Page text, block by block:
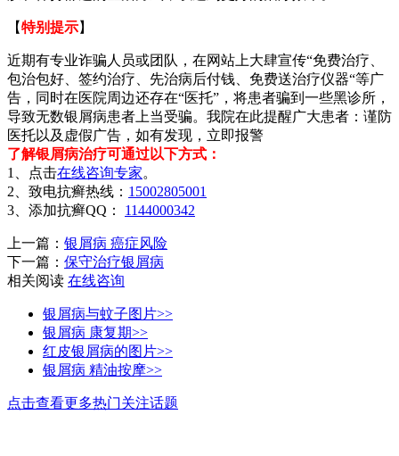
【特别提示】
近期有专业诈骗人员或团队，在网站上大肆宣传“免费治疗、
包治包好、签约治疗、先治病后付钱、免费送治疗仪器“等广
告，同时在医院周边还存在“医托”，将患者骗到一些黑诊所，
导致无数银屑病患者上当受骗。我院在此提醒广大患者：谨防
医托以及虚假广告，如有发现，立即报警
了解银屑病治疗可通过以下方式：
1、点击在线咨询专家。
2、致电抗癣热线： 15002805001
3、添加抗癣QQ： 1144000342
上一篇： 银屑病 癌症风险
下一篇： 保守治疗银屑病
相关阅读 在线咨询
银屑病与蚊子图片>>
银屑病 康复期>>
红皮银屑病的图片>>
银屑病 精油按摩>>
点击查看更多热门关注话题